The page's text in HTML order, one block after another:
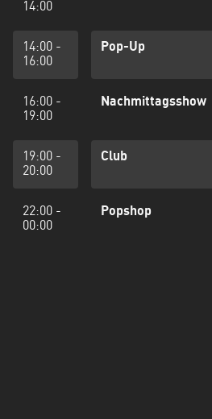
14:00
14:00 -
16:00
Pop-Up
16:00 -
19:00
Nachmittagsshow
19:00 -
20:00
Club
22:00 -
00:00
Popshop